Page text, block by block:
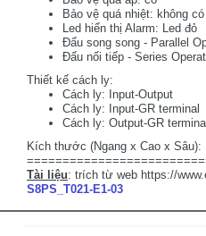
Bảo vệ quá nhiệt: không có
Led hiển thị Alarm: Led đỏ
Đấu song song - Parallel
Đấu nối tiếp - Series
Thiết kế cách ly:
Cách ly: Input-Output
Cách ly: Input-GR terminal
Cách ly: Output-GR terminal
Kích thước (Ngang x Cao x Sâu):
Tài liệu: trích từ web https://
S8PS_T021-E1-03